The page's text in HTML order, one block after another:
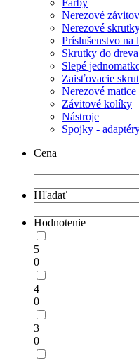
Nerezové
Nerezové
Príslušenstvo na
Skrutky do dreva
Slepé
Zaisťovacie
Nerezové
Závitové kolíky
Nástroje
Spojky -
Cena
Hľadať
Hodnotenie
5
0
4
0
3
0